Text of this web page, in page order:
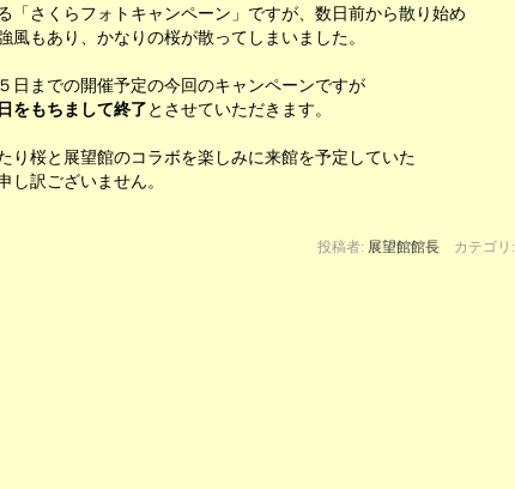
「さくらフォトキャンペーン」ですが、数日前から散り始め
風もあり、かなりの桜が散ってしまいました。
日までの開催予定の今回のキャンペーンですが
をもちまして終了とさせていただきます。
り桜と展望館のコラボを楽しみに来館を予定していた
し訳ございません。
投稿者: 展望館館長 カテゴリ: